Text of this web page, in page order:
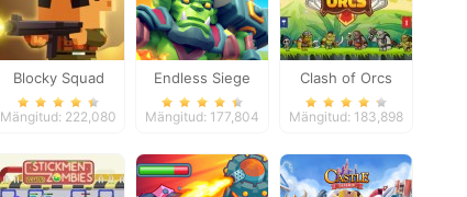
Blocky Squad
Mängitud: 222,080
Endless Siege
Mängitud: 177,804
Clash of Orcs
Mängitud: 183,898